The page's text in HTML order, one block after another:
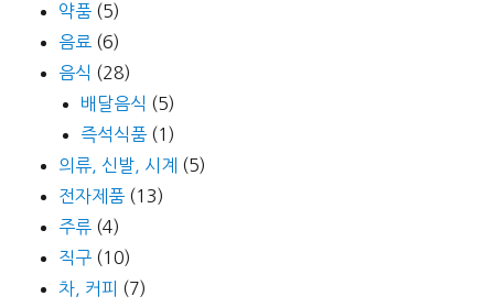
약품 (5)
음료 (6)
음식 (28)
배달음식 (5)
즉석식품 (1)
의류, 신발, 시계
(5)
전자제품 (13)
주류 (4)
직구 (10)
차, 커피 (7)